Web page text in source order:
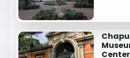
Center